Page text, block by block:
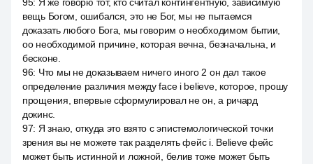
вещь Богом, ошибался, это не Бог, мы не пытаемся
доказать любого Бога, мы говорим о необходимом бытии,
оо необходимой причине, которая вечна, безначальна, и
бесконе.
96: Что мы не доказываем ничего иного 2 он дал такое
определение различия между face i believe, которое, прошу
прощения, впервые сформулировал не он, а ричард
докинс.
97: Я знаю, откуда это взято с эпистемологической точки
зрения вы не можете так разделять фейс i. Believe фейс
может быть истинной и ложной, белив тоже может быть